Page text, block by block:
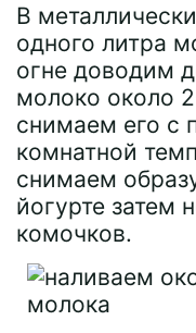
В
одного литра
огне доводим
молоко около
снимаем его с
комнатной
снимаем
йогурте затем
комочков.